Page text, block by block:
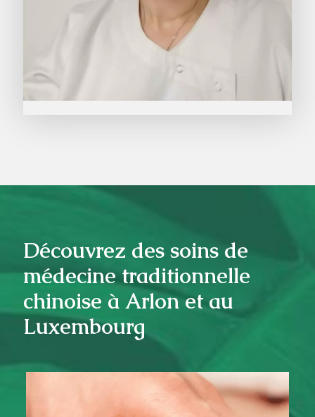
Découvrez des soins de
médecine traditionnelle
chinoise à Arlon et au
Luxembourg